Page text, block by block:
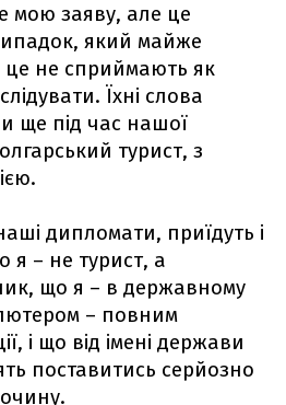
мою заяву, але це
який майже
не сприймають як
Їхні слова
ще під час нашої
турист, з
дипломати, приїдуть і
я – не турист, а
що я – в державному
– повним
і що від імені держави
поставитись серйoзно